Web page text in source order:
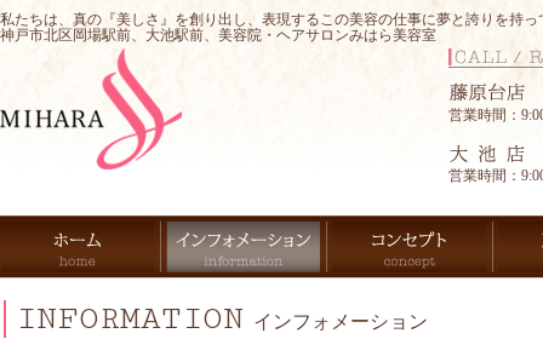
私たちは、真の『美しさ』を創り出し、表現するこの美容の仕事に夢と誇りを持
神戸市北区岡場駅前、大池駅前、美容院・ヘアサロンみはら美容室
営業時間：
営業時間：
INFORMATION インフォメーション